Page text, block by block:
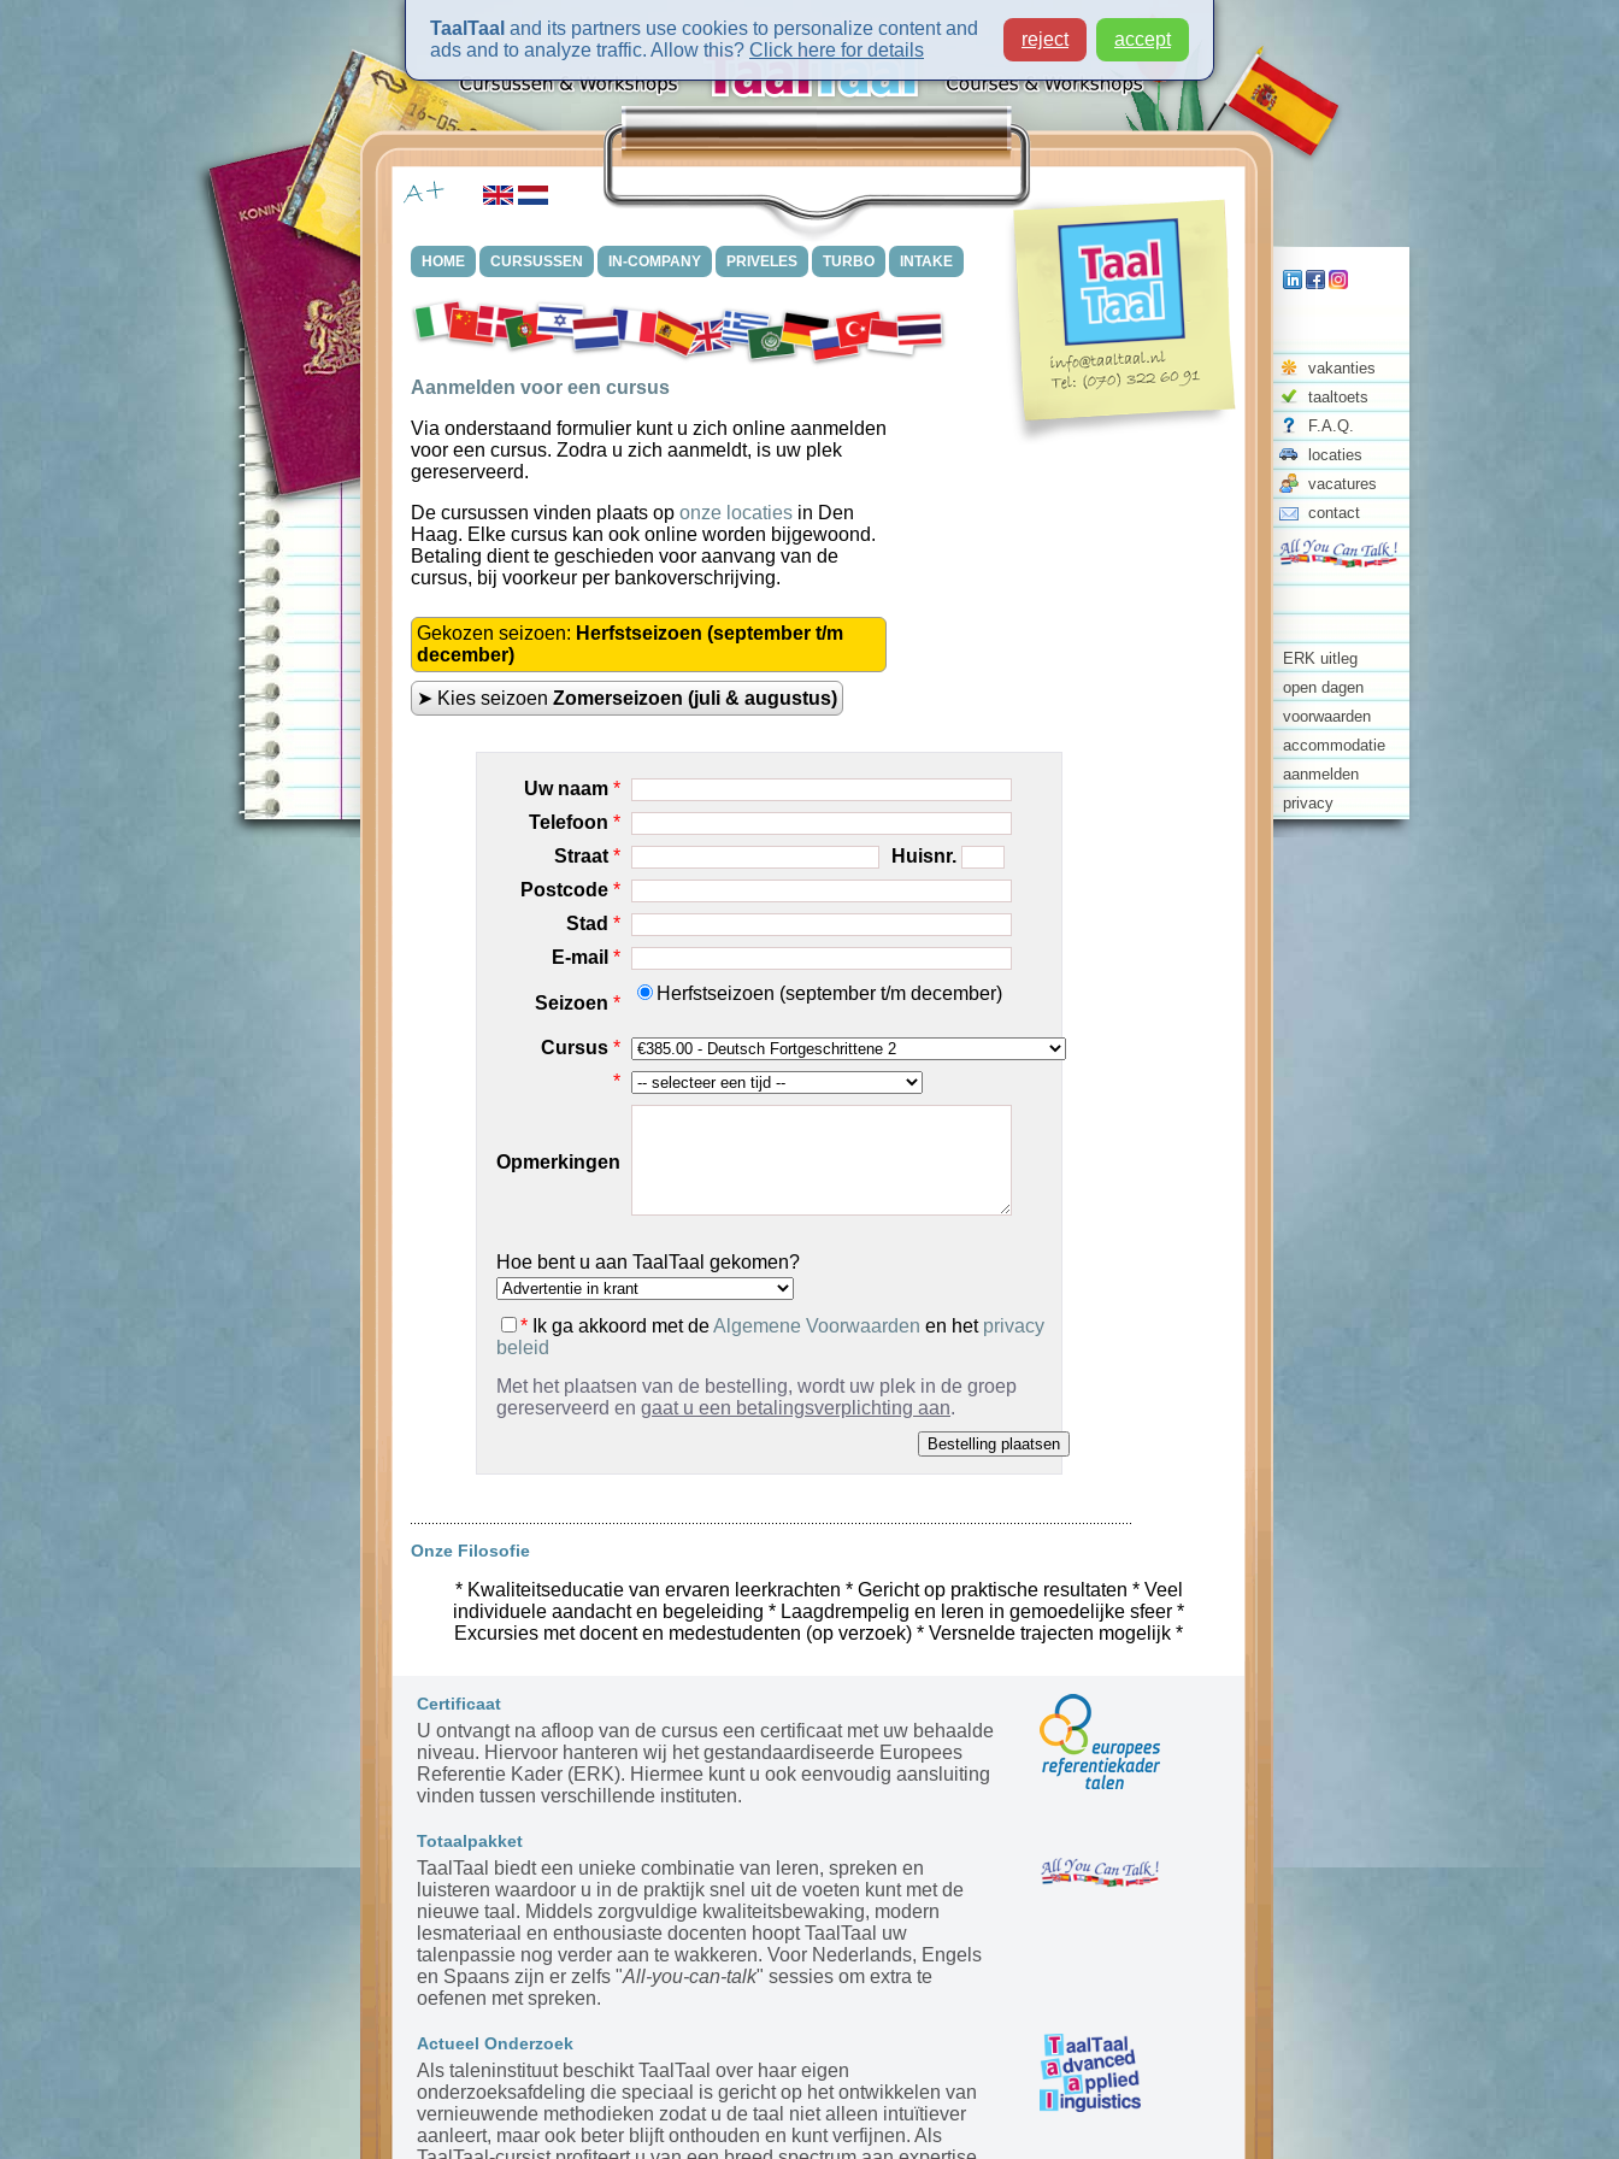
vakanties
taaltoets
F.A.Q.
locaties
vacatures
contact
ERK uitleg
open dagen
voorwaarden
accommodatie
aanmelden
privacy
HOME CURSUSSEN IN-COMPANY PRIVELES TURBO INTAKE
Aanmelden voor een cursus
Via onderstaand formulier kunt u zich online aanmelden
voor een cursus. Zodra u zich aanmeldt, is uw plek
gereserveerd.
De cursussen vinden plaats op onze locaties in Den
Haag. Elke cursus kan ook online worden bijgewoond.
Betaling dient te geschieden voor aanvang van de
cursus, bij voorkeur per bankoverschrijving.
Gekozen seizoen: Herfstseizoen (september t/m
december)
➤ Kies seizoen Zomerseizoen (juli & augustus)
Uw naam *
Telefoon *
Straat *
Huisnr.
Postcode *
Stad *
E-mail *
Seizoen * Herfstseizoen (september t/m december)
Cursus *
*
Opmerkingen
Hoe bent u aan TaalTaal gekomen?
* Ik ga akkoord met deAlgemene Voorwaarden en het privacy
beleid
Met het plaatsen van de bestelling, wordt uw plek in de groep
gereserveerd en gaat u een betalingsverplichting aan.
Onze Filosofie
* Kwaliteitseducatie van ervaren leerkrachten * Gericht op praktische resultaten * Veel
individuele aandacht en begeleiding * Laagdrempelig en leren in gemoedelijke sfeer *
Excursies met docent en medestudenten (op verzoek) * Versnelde trajecten mogelijk *
Certificaat
U ontvangt na afloop van de cursus een certificaat met uw behaalde
niveau. Hiervoor hanteren wij het gestandaardiseerde Europees
Referentie Kader (ERK). Hiermee kunt u ook eenvoudig aansluiting
vinden tussen verschillende instituten.
Totaalpakket
TaalTaal biedt een unieke combinatie van leren, spreken en
luisteren waardoor u in de praktijk snel uit de voeten kunt met de
nieuwe taal. Middels zorgvuldige kwaliteitsbewaking, modern
lesmateriaal en enthousiaste docenten hoopt TaalTaal uw
talenpassie nog verder aan te wakkeren. Voor Nederlands, Engels
en Spaans zijn er zelfs "All-you-can-talk" sessies om extra te
oefenen met spreken.
Actueel Onderzoek
Als taleninstituut beschikt TaalTaal over haar eigen
onderzoeksafdeling die speciaal is gericht op het ontwikkelen van
vernieuwende methodieken zodat u de taal niet alleen intuïtiever
aanleert, maar ook beter blijft onthouden en kunt verfijnen. Als
TaalTaal and its partners use cookies to personalize content and
ads and to analyze traffic. Allow this? Click here for details
reject accept